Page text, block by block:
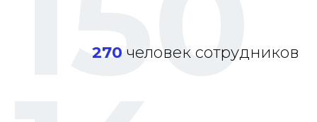
270 человек сотрудников